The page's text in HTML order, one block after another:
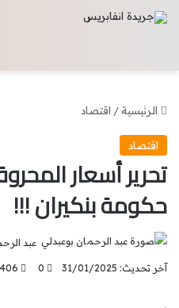
الرئيسية/ اقتصاد
اقتصاد
تحرير أسعار
حكومة بنكيران !!!
عبد
آخر تحديث: 31/01/2025 0
406